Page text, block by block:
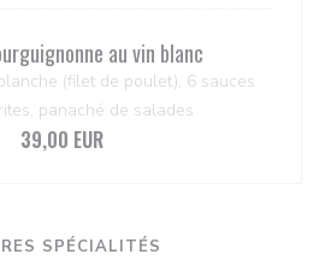
au vin blanc
(filet de poulet), 6 sauces
panaché de salades
39,00 EUR
SPÉCIALITÉS